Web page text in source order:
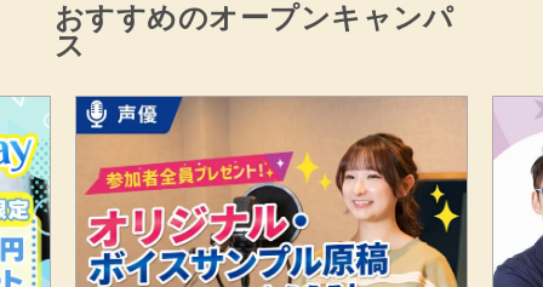
おすすめのオープンキャンパ
ス